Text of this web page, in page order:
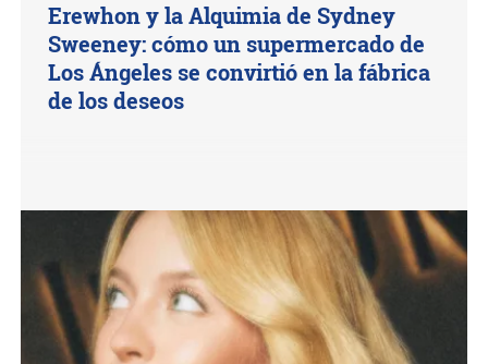
Erewhon y la Alquimia de Sydney
Sweeney: cómo un supermercado de
Los Ángeles se convirtió en la fábrica
de los deseos